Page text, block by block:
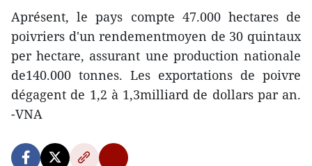
Aprésent, le pays compte 47.000 hectares de
poivriers d'un rendementmoyen de 30 quintaux
per hectare, assurant une production nationale
de140.000 tonnes. Les exportations de poivre
dégagent de 1,2 à 1,3milliard de dollars par an.
-VNA